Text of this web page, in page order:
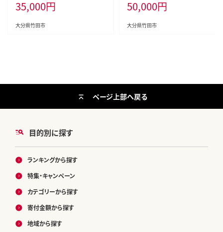
35,000円
大分県竹田市
50,000円
大分県竹田市
目的別に探す
ランキングから探す
特集・キャンペーン
カテゴリーから探す
寄付金額から探す
地域から探す
ページ上部へ戻る